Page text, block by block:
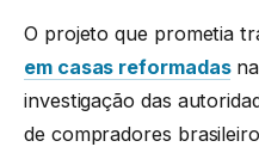
O projeto que prometia
em casas reformadasna
investigação das
de compradores